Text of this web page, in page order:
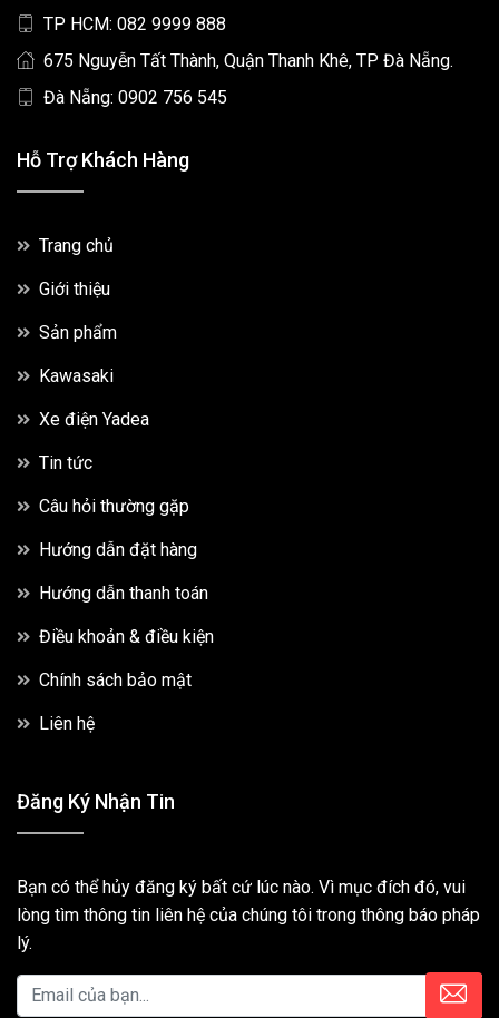
TP HCM: 082 9999 888
675 Nguyễn Tất Thành, Quận Thanh Khê, TP Đà Nẵng.
Đà Nẵng: 0902 756 545
Hỗ Trợ Khách Hàng
Trang chủ
Giới thiệu
Sản phẩm
Kawasaki
Xe điện Yadea
Tin tức
Câu hỏi thường gặp
Hướng dẫn đặt hàng
Hướng dẫn thanh toán
Điều khoản & điều kiện
Chính sách bảo mật
Liên hệ
Đăng Ký Nhận Tin
Bạn có thể hủy đăng ký bất cứ lúc nào. Vì mục đích đó, vui
lòng tìm thông tin liên hệ của chúng tôi trong thông báo pháp
lý.